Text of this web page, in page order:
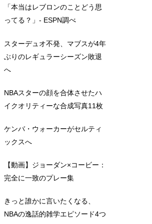
「本当はレブロンのことどう思
ってる？」- ESPN調べ
スターデュオ不発、マブスが4年
ぶりのレギュラーシーズン敗退
へ
NBAスターの顔を合体させたハ
イクオリティーな合成写真11枚
ケンバ・ウォーカーがセルティ
ックスへ
【動画】ジョーダン×コービー：
完全に一致のプレー集
きっと誰かに言いたくなる、
NBAの逸話的雑学エピソード4つ